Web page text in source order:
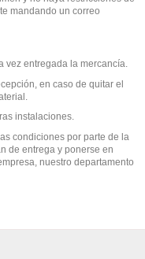
mandando un correo
vez entregada la mercancía.
en caso de quitar el
instalaciones.
condiciones por parte de la
de entrega y ponerse en
nuestro departamento